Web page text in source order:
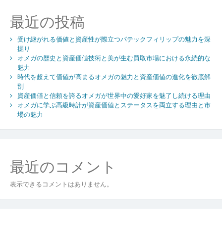
最近の投稿
受け継がれる価値と資産性が際立つパテックフィリップの魅力を深
掘り
オメガの歴史と資産価値技術と美が生む買取市場における永続的な
魅力
時代を超えて価値が高まるオメガの魅力と資産価値の進化を徹底解
剖
資産価値と信頼を誇るオメガが世界中の愛好家を魅了し続ける理由
オメガに学ぶ高級時計が資産価値とステータスを両立する理由と市
場の魅力
最近のコメント
表示できるコメントはありません。